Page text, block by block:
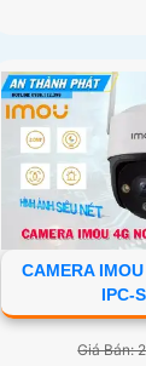
CAMERA
IPC-
Giá Bán: